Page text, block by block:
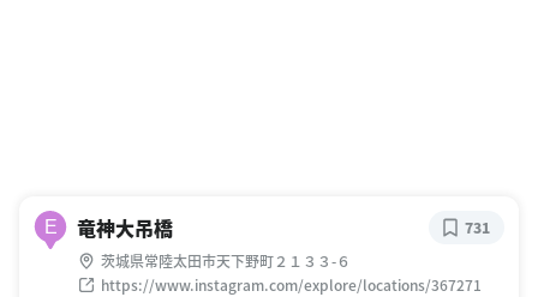
E 竜神大吊橋
茨城県常陸太田市天下野町２１３３-６
https://www.instagram.com/explore/locations/367271
731